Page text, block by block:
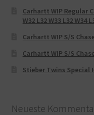
Carhartt WIP Regular
W32 L32 W33 L32 W34
Carhartt WIP S/S
Carhartt WIP S/S
Stieber Twins Special
Neueste